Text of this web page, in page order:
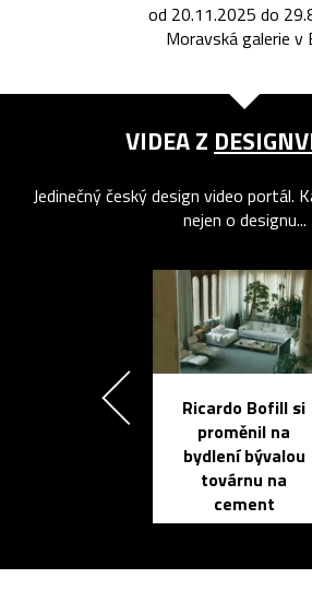
od 20.11.2025 do
Moravská galerie v
VIDEA Z
Jedinečný český design video portál.
nejen o designu...
Ricardo Bofill si
proměnil na
bydlení bývalou
továrnu na
cement